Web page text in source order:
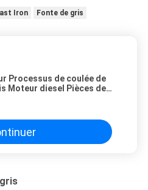
Iron Fonte de gris
Processus de coulée de
Moteur diesel Pièces de